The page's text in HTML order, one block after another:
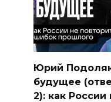
Юрий
будущее
2): как